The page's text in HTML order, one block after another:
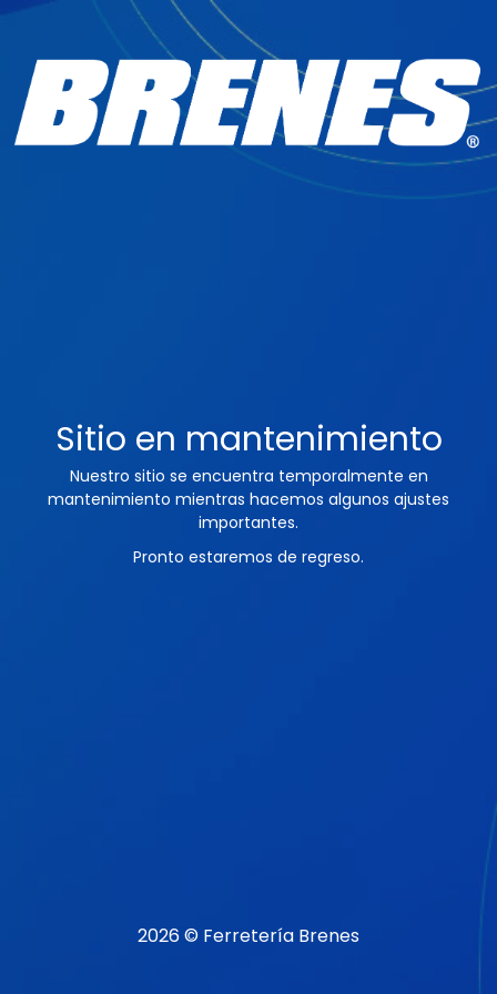
Sitio en mantenimiento
Nuestro sitio se encuentra temporalmente en
mantenimiento mientras hacemos algunos ajustes
importantes.
Pronto estaremos de regreso.
2026 © Ferretería Brenes